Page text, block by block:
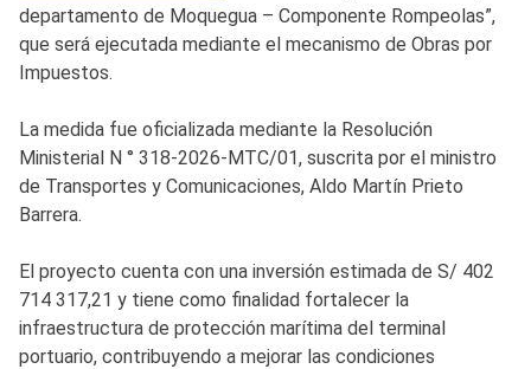
departamento de Moquegua – Componente Rompeolas”,
que será ejecutada mediante el mecanismo de Obras por
Impuestos.
La medida fue oficializada mediante la Resolución
Ministerial N ° 318-2026-MTC/01, suscrita por el ministro
de Transportes y Comunicaciones, Aldo Martín Prieto
Barrera.
El proyecto cuenta con una inversión estimada de S/ 402
714 317,21 y tiene como finalidad fortalecer la
infraestructura de protección marítima del terminal
portuario, contribuyendo a mejorar las condiciones